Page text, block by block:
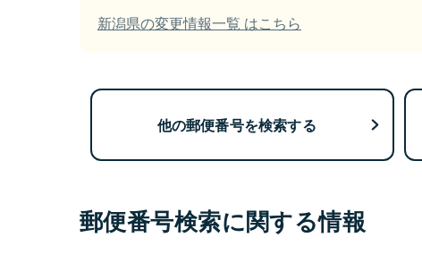
新潟県の変更情報一覧 はこちら
他の郵便番号を検索する
郵便番号検索に関する情報